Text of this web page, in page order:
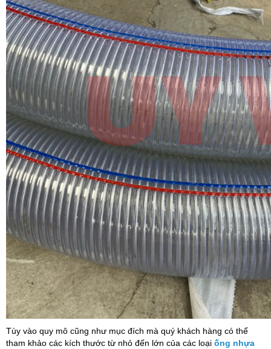
Tùy vào quy mô cũng như mục đích mà quý khách hàng có thể
tham khảo các kích thước từ nhỏ đến lớn của các loại ống nhựa